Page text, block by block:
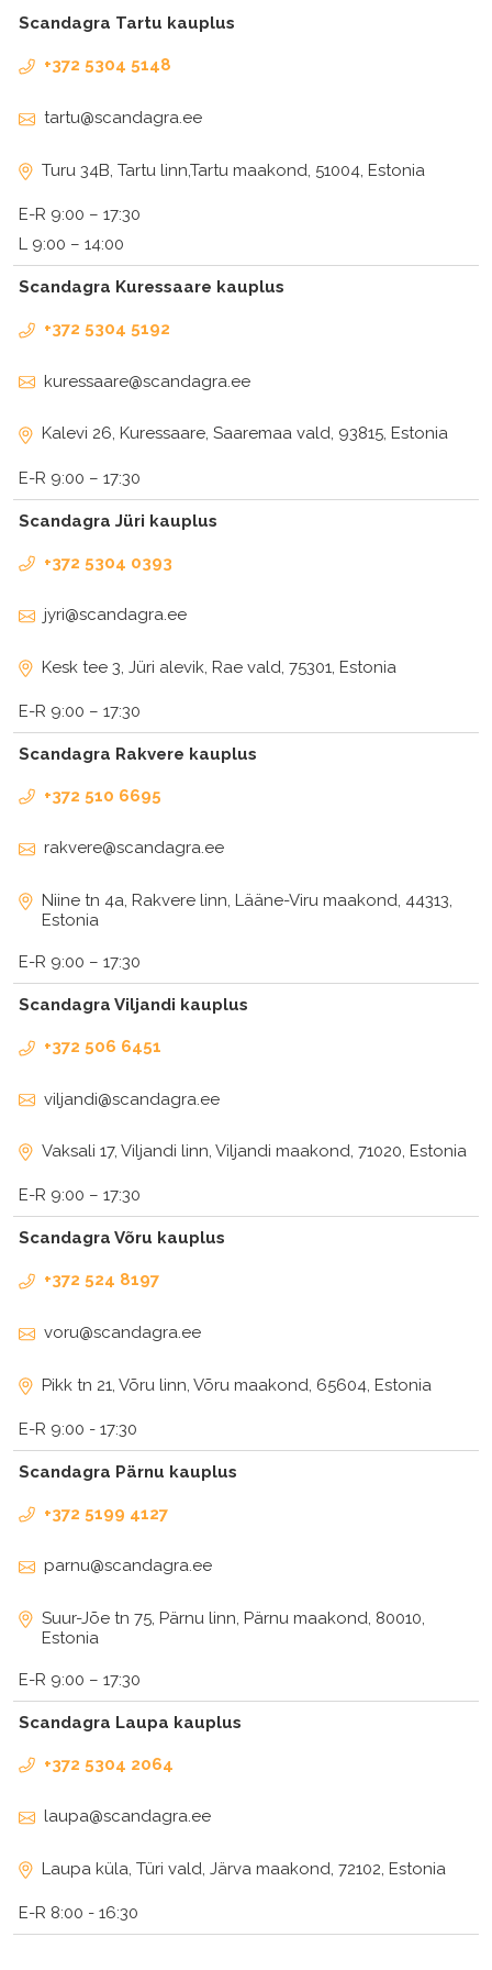
Scandagra Tartu kauplus
+372 5304 5148
tartu@scandagra.ee
Turu 34B, Tartu linn,Tartu maakond, 51004, Estonia
E-R 9:00 – 17:30
L 9:00 – 14:00
Scandagra Kuressaare kauplus
+372 5304 5192
kuressaare@scandagra.ee
Kalevi 26, Kuressaare, Saaremaa vald, 93815, Estonia
E-R 9:00 – 17:30
Scandagra Jüri kauplus
+372 5304 0393
jyri@scandagra.ee
Kesk tee 3, Jüri alevik, Rae vald, 75301, Estonia
E-R 9:00 – 17:30
Scandagra Rakvere kauplus
+372 510 6695
rakvere@scandagra.ee
Niine tn 4a, Rakvere linn, Lääne-Viru maakond, 44313,
Estonia
E-R 9:00 – 17:30
Scandagra Viljandi kauplus
+372 506 6451
viljandi@scandagra.ee
Vaksali 17, Viljandi linn, Viljandi maakond, 71020, Estonia
E-R 9:00 – 17:30
Scandagra Võru kauplus
+372 524 8197
voru@scandagra.ee
Pikk tn 21, Võru linn, Võru maakond, 65604, Estonia
E-R 9:00 - 17:30
Scandagra Pärnu kauplus
+372 5199 4127
parnu@scandagra.ee
Suur-Jõe tn 75, Pärnu linn, Pärnu maakond, 80010,
Estonia
E-R 9:00 – 17:30
Scandagra Laupa kauplus
+372 5304 2064
laupa@scandagra.ee
Laupa küla, Türi vald, Järva maakond, 72102, Estonia
E-R 8:00 - 16:30